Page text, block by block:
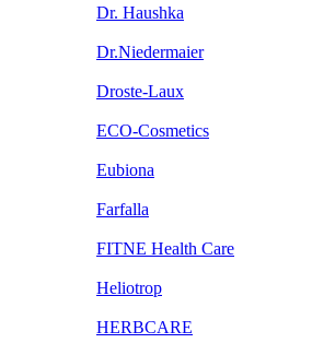
Dr. Haushka
Dr.Niedermaier
Droste-Laux
ECO-Cosmetics
Eubiona
Farfalla
FITNE Health Care
Heliotrop
HERBCARE